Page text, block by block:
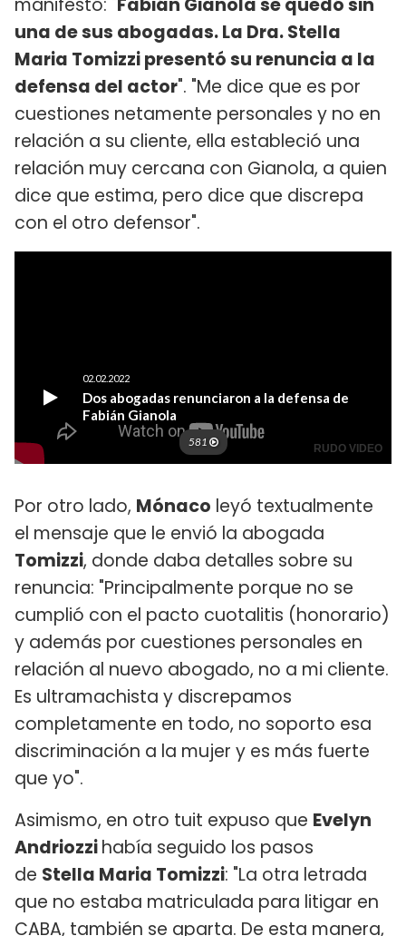
una de sus abogadas. La Dra. Stella
Maria Tomizzi presentó su renuncia a la
defensa del actor". "Me dice que es por
cuestiones netamente personales y no en
relación a su cliente, ella estableció una
relación muy cercana con Gianola, a quien
dice que estima, pero dice que discrepa
con el otro defensor".
Por otro lado, Mónaco leyó textualmente
el mensaje que le envió la abogada
Tomizzi, donde daba detalles sobre su
renuncia: "Principalmente porque no se
cumplió con el pacto cuotalitis (honorario)
y además por cuestiones personales en
relación al nuevo abogado, no a mi cliente.
Es ultramachista y discrepamos
completamente en todo, no soporto esa
discriminación a la mujer y es más fuerte
que yo".
Asimismo, en otro tuit expuso que Evelyn
Andriozzihabía seguido los pasos
de Stella Maria Tomizzi: "La otra letrada
que no estaba matriculada para litigar en
CABA, también se aparta. De esta manera,